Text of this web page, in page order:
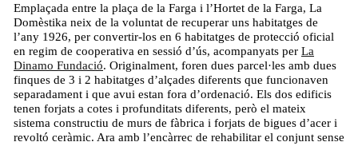
Emplaçada entre la plaça de la Farga i l’Hortet de la Farga, La
Domèstika neix de la voluntat de recuperar uns habitatges de
l’any 1926, per convertir-los en 6 habitatges de protecció oficial
en regim de cooperativa en sessió d’ús, acompanyats per La
Dinamo Fundació. Originalment, foren dues parcel·les amb dues
finques de 3 i 2 habitatges d’alçades diferents que funcionaven
separadament i que avui estan fora d’ordenació. Els dos edificis
tenen forjats a cotes i profunditats diferents, però el mateix
sistema constructiu de murs de fàbrica i forjats de bigues d’acer i
revoltó ceràmic. Ara amb l’encàrrec de rehabilitar el conjunt sense